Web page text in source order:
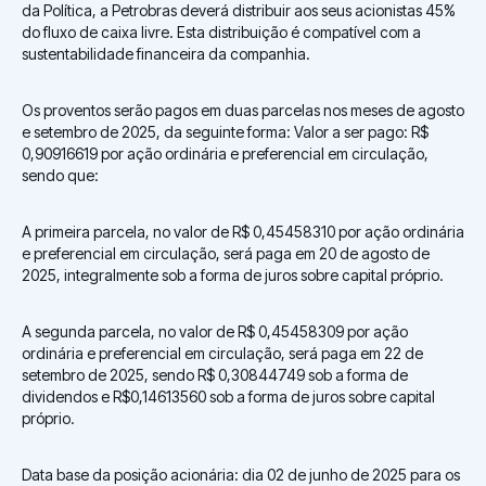
da Política, a Petrobras deverá distribuir aos seus acionistas 45%
do fluxo de caixa livre. Esta distribuição é compatível com a
sustentabilidade financeira da companhia.
Os proventos serão pagos em duas parcelas nos meses de agosto
e setembro de 2025, da seguinte forma: Valor a ser pago: R$
0,90916619 por ação ordinária e preferencial em circulação,
sendo que:
A primeira parcela, no valor de R$ 0,45458310 por ação ordinária
e preferencial em circulação, será paga em 20 de agosto de
2025, integralmente sob a forma de juros sobre capital próprio.
A segunda parcela, no valor de R$ 0,45458309 por ação
ordinária e preferencial em circulação, será paga em 22 de
setembro de 2025, sendo R$ 0,30844749 sob a forma de
dividendos e R$0,14613560 sob a forma de juros sobre capital
próprio.
Data base da posição acionária: dia 02 de junho de 2025 para os